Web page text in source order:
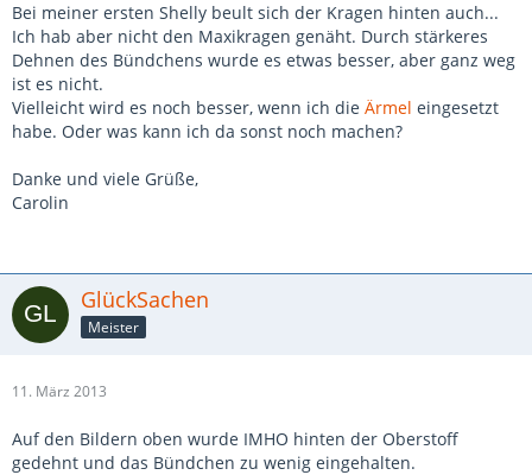
Bei meiner ersten Shelly beult sich der Kragen hinten auch...
Ich hab aber nicht den Maxikragen genäht. Durch stärkeres
Dehnen des Bündchens wurde es etwas besser, aber ganz weg
ist es nicht.
Vielleicht wird es noch besser, wenn ich die Ärmel eingesetzt
habe. Oder was kann ich da sonst noch machen?
Danke und viele Grüße,
Carolin
GlückSachen
Meister
11. März 2013
Auf den Bildern oben wurde IMHO hinten der Oberstoff
gedehnt und das Bündchen zu wenig eingehalten.